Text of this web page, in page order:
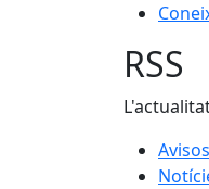
RSS
Avisos